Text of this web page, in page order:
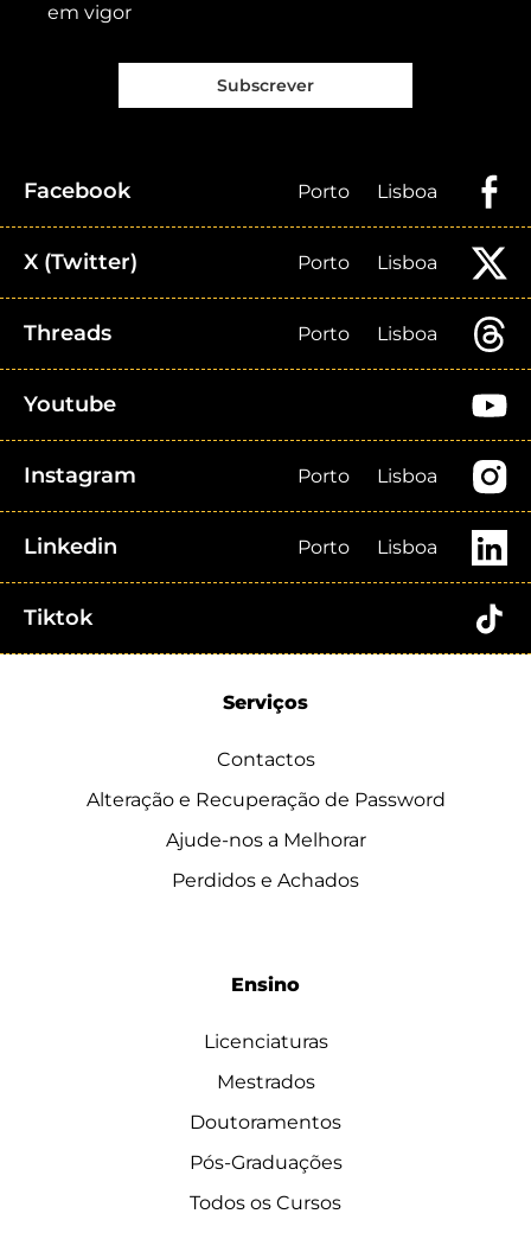
em vigor
Subscrever
Facebook Porto Lisboa
X (Twitter) Porto Lisboa
Threads Porto Lisboa
Youtube
Instagram Porto Lisboa
Linkedin Porto Lisboa
Tiktok
Serviços
Contactos
Alteração e Recuperação de Password
Ajude-nos a Melhorar
Perdidos e Achados
Ensino
Licenciaturas
Mestrados
Doutoramentos
Pós-Graduações
Todos os Cursos